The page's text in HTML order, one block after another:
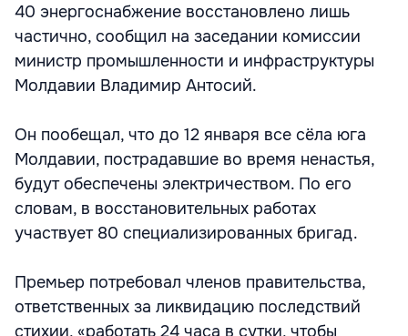
40 энергоснабжение восстановлено лишь
частично, сообщил на заседании комиссии
министр промышленности и инфраструктуры
Молдавии Владимир Антосий.
Он пообещал, что до 12 января все сёла юга
Молдавии, пострадавшие во время ненастья,
будут обеспечены электричеством. По его
словам, в восстановительных работах
участвует 80 специализированных бригад.
Премьер потребовал членов правительства,
ответственных за ликвидацию последствий
стихии, «работать 24 часа в сутки, чтобы